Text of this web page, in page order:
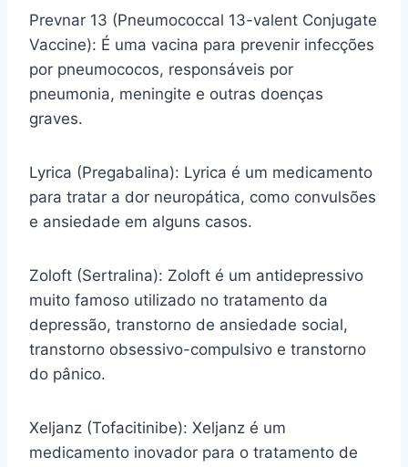
Prevnar 13 (Pneumococcal 13-valent Conjugate
Vaccine): É uma vacina para prevenir infecções
por pneumococos, responsáveis por
pneumonia, meningite e outras doenças
graves.
Lyrica (Pregabalina): Lyrica é um medicamento
para tratar a dor neuropática, como convulsões
e ansiedade em alguns casos.
Zoloft (Sertralina): Zoloft é um antidepressivo
muito famoso utilizado no tratamento da
depressão, transtorno de ansiedade social,
transtorno obsessivo-compulsivo e transtorno
do pânico.
Xeljanz (Tofacitinibe): Xeljanz é um
medicamento inovador para o tratamento de